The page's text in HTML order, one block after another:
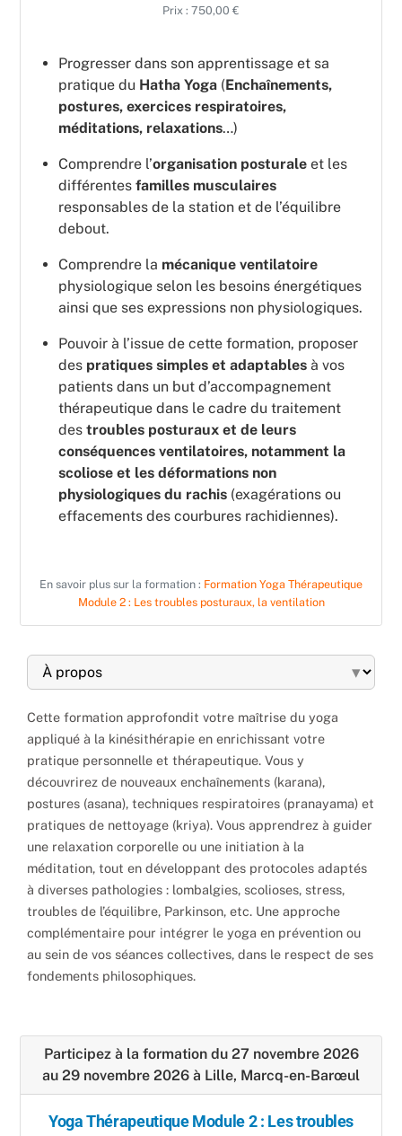
Prix : 750,00 €
Progresser dans son apprentissage et sa
pratique du Hatha Yoga (Enchaînements,
postures, exercices respiratoires,
méditations, relaxations…)
Comprendre l’organisation posturale et les
différentes familles musculaires
responsables de la station et de l’équilibre
debout.
Comprendre la mécanique ventilatoire
physiologique selon les besoins énergétiques
ainsi que ses expressions non physiologiques.
Pouvoir à l’issue de cette formation, proposer
des pratiques simples et adaptables à vos
patients dans un but d’accompagnement
thérapeutique dans le cadre du traitement
des troubles posturaux et de leurs
conséquences ventilatoires, notamment la
scoliose et les déformations non
physiologiques du rachis (exagérations ou
effacements des courbures rachidiennes).
En savoir plus sur la formation : Formation Yoga Thérapeutique
Module 2 : Les troubles posturaux, la ventilation
▾
Cette formation approfondit votre maîtrise du yoga
appliqué à la kinésithérapie en enrichissant votre
pratique personnelle et thérapeutique. Vous y
découvrirez de nouveaux enchaînements (karana),
postures (asana), techniques respiratoires (pranayama) et
pratiques de nettoyage (kriya). Vous apprendrez à guider
une relaxation corporelle ou une initiation à la
méditation, tout en développant des protocoles adaptés
à diverses pathologies : lombalgies, scolioses, stress,
troubles de l’équilibre, Parkinson, etc. Une approche
complémentaire pour intégrer le yoga en prévention ou
au sein de vos séances collectives, dans le respect de ses
fondements philosophiques.
Participez à la formation du 27 novembre 2026
au 29 novembre 2026 à Lille, Marcq-en-Barœul
Yoga Thérapeutique Module 2 : Les troubles